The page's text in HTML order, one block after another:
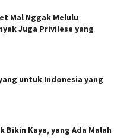
Mal Nggak Melulu
Juga Privilese yang
untuk Indonesia yang
Bikin Kaya, yang Ada Malah